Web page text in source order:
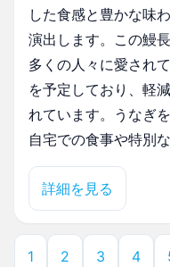
した食感と豊かな味
演出します。この鰻
多くの人々に愛され
を予定しており、軽
れています。うなぎ
自宅での食事や特別
詳細を見る
1 2 3 4